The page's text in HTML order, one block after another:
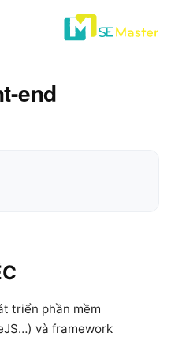
end
triển phần mềm
và framework